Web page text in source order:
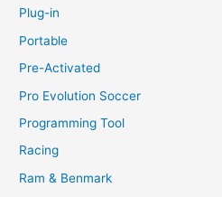
Plug-in
Portable
Pre-Activated
Pro Evolution Soccer
Programming Tool
Racing
Ram & Benmark